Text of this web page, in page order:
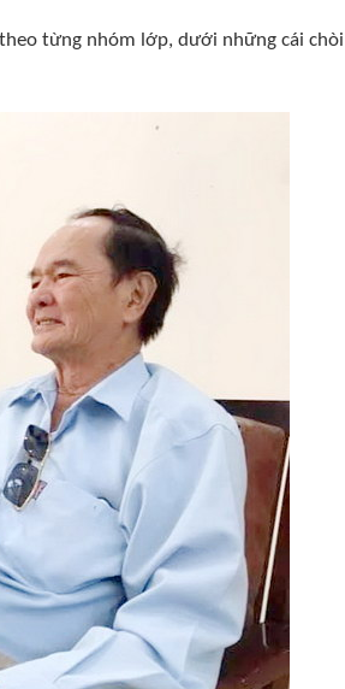
từng nhóm lớp, dưới những cái chòi